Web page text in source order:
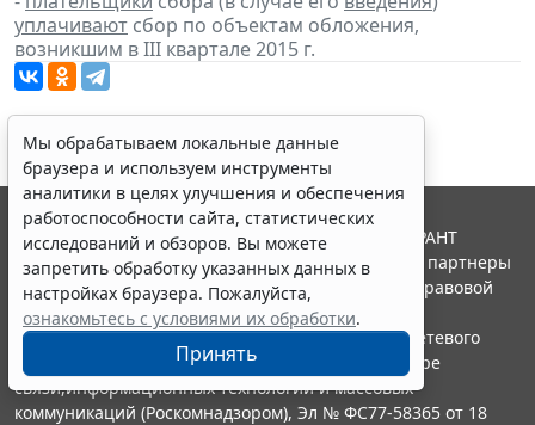
уплачивают сбор по объектам обложения,
возникшим в III квартале 2015 г.
Мы обрабатываем локальные данные
браузера и используем инструменты
аналитики в целях улучшения и обеспечения
работоспособности сайта, статистических
исследований и обзоров. Вы можете
запретить обработку указанных данных в
настройках браузера. Пожалуйста,
ознакомьтесь с условиями их обработки.
Принять
© ООО "НПП "ГАРАНТ-СЕРВИС", 2026. Система ГАРАНТ
выпускается с 1990 года. Компания "Гарант" и ее партнеры
являются участниками Российской ассоциации правовой
информации ГАРАНТ.
Портал ГАРАНТ.РУ зарегистрирован в качестве сетевого
издания Федеральной службой по надзору в сфере
связи,информационных технологий и массовых
коммуникаций (Роскомнадзором), Эл № ФС77-58365 от 18